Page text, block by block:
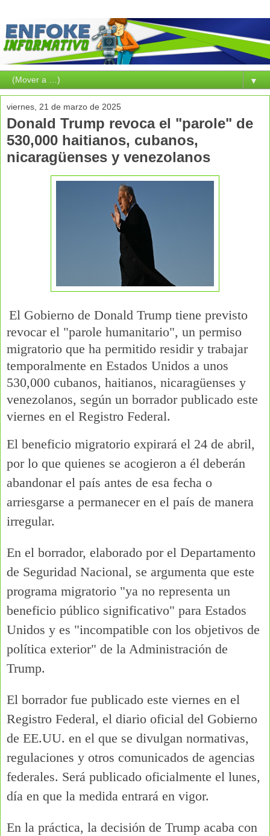
▼
viernes, 21 de marzo de 2025
Donald Trump revoca el "parole" de
530,000 haitianos, cubanos,
nicaragüenses y venezolanos
El Gobierno de Donald Trump tiene previsto
revocar el "parole humanitario", un permiso
migratorio que ha permitido residir y trabajar
temporalmente en Estados Unidos a unos
530,000 cubanos, haitianos, nicaragüenses y
venezolanos, según un borrador publicado este
viernes en el Registro Federal.
El beneficio migratorio expirará el 24 de abril,
por lo que quienes se acogieron a él deberán
abandonar el país antes de esa fecha o
arriesgarse a permanecer en el país de manera
irregular.
En el borrador, elaborado por el Departamento
de Seguridad Nacional, se argumenta que este
programa migratorio "ya no representa un
beneficio público significativo" para Estados
Unidos y es "incompatible con los objetivos de
política exterior" de la Administración de
Trump.
El borrador fue publicado este viernes en el
Registro Federal, el diario oficial del Gobierno
de EE.UU. en el que se divulgan normativas,
regulaciones y otros comunicados de agencias
federales. Será publicado oficialmente el lunes,
día en que la medida entrará en vigor.
En la práctica, la decisión de Trump acaba con